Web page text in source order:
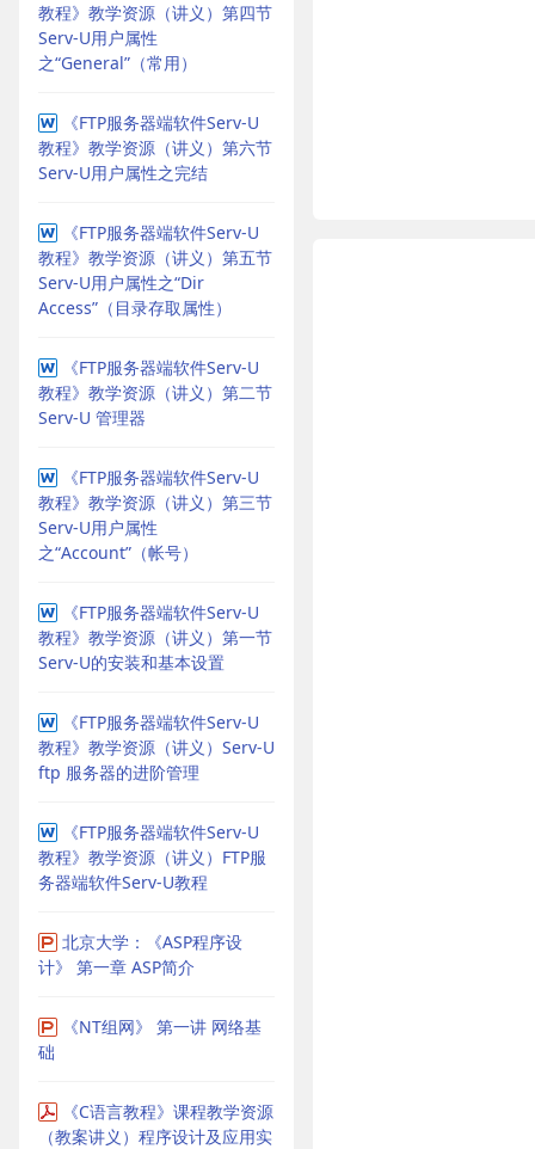
教程》教学资源（讲义）第四节
Serv-U用户属性
之“General”（常用）
《FTP服务器端软件Serv-U
教程》教学资源（讲义）第六节
Serv-U用户属性之完结
《FTP服务器端软件Serv-U
教程》教学资源（讲义）第五节
Serv-U用户属性之“Dir
Access”（目录存取属性）
《FTP服务器端软件Serv-U
教程》教学资源（讲义）第二节
Serv-U 管理器
《FTP服务器端软件Serv-U
教程》教学资源（讲义）第三节
Serv-U用户属性
之“Account”（帐号）
《FTP服务器端软件Serv-U
教程》教学资源（讲义）第一节
Serv-U的安装和基本设置
《FTP服务器端软件Serv-U
教程》教学资源（讲义）Serv-U
ftp 服务器的进阶管理
《FTP服务器端软件Serv-U
教程》教学资源（讲义）FTP服
务器端软件Serv-U教程
北京大学：《ASP程序设
计》 第一章 ASP简介
《NT组网》 第一讲 网络基
础
《C语言教程》课程教学资源
（教案讲义）程序设计及应用实